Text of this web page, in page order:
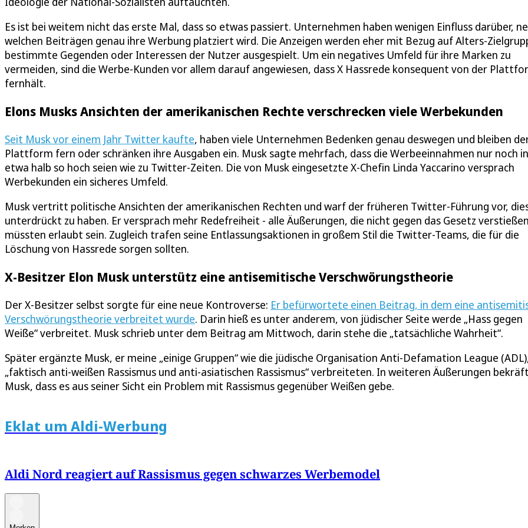
Es ist bei weitem nicht das erste Mal, dass so etwas passiert. Unternehmen haben wenigen Einfluss darüber,
welchen Beiträgen genau ihre Werbung platziert wird. Die Anzeigen werden eher mit Bezug auf Alters-
bestimmte Gegenden oder Interessen der Nutzer ausgespielt. Um ein negatives Umfeld für ihre Marken zu
vermeiden, sind die Werbe-Kunden vor allem darauf angewiesen, dass X Hassrede konsequent von der
fernhält.
Elons Musks Ansichten der amerikanischen Rechte verschrecken viele Werbekunden
Seit Musk vor einem Jahr Twitter kaufte, haben viele Unternehmen Bedenken genau deswegen und bleiben
Plattform fern oder schränken ihre Ausgaben ein. Musk sagte mehrfach, dass die Werbeeinnahmen nur noch in
etwa halb so hoch seien wie zu Twitter-Zeiten. Die von Musk eingesetzte X-Chefin Linda Yaccarino versprach
Werbekunden ein sicheres Umfeld.
Musk vertritt politische Ansichten der amerikanischen Rechten und warf der früheren Twitter-Führung vor,
unterdrückt zu haben. Er versprach mehr Redefreiheit - alle Äußerungen, die nicht gegen das Gesetz
müssten erlaubt sein. Zugleich trafen seine Entlassungsaktionen in großem Stil die Twitter-Teams, die für die
Löschung von Hassrede sorgen sollten.
X-Besitzer Elon Musk unterstütz eine antisemitische Verschwörungstheorie
Der X-Besitzer selbst sorgte für eine neue Kontroverse: Er befürwortete einen Beitrag, in dem eine
Verschwörungstheorie verbreitet wurde. Darin hieß es unter anderem, von jüdischer Seite werde „Hass gegen
Weiße“ verbreitet. Musk schrieb unter dem Beitrag am Mittwoch, darin stehe die „tatsächliche Wahrheit“.
Später ergänzte Musk, er meine „einige Gruppen“ wie die jüdische Organisation Anti-Defamation League
„faktisch anti-weißen Rassismus und anti-asiatischen Rassismus“ verbreiteten. In weiteren Äußerungen
Musk, dass es aus seiner Sicht ein Problem mit Rassismus gegenüber Weißen gebe.
Eklat um Aldi-Werbung
Aldi Nord reagiert auf Rassismus gegen schwarzes Werbemodel